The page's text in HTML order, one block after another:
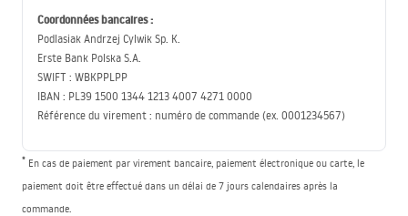
Coordonnées bancaires :
Podlasiak Andrzej Cylwik Sp. K.
Erste Bank Polska S.A.
SWIFT : WBKPPLPP
IBAN : PL39 1500 1344 1213 4007 4271 0000
Référence du virement : numéro de commande (ex. 0001234567)
* En cas de paiement par virement bancaire, paiement électronique ou carte, le
paiement doit être effectué dans un délai de 7 jours calendaires après la
commande.